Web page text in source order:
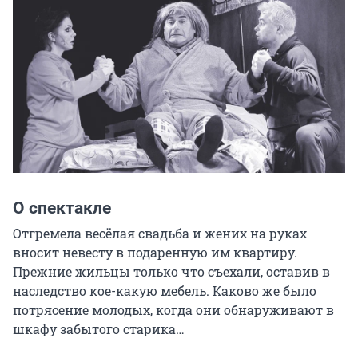
О спектакле
Отгремела весёлая свадьба и жених на руках
вносит невесту в подаренную им квартиру.
Прежние жильцы только что съехали, оставив в
наследство кое-какую мебель. Каково же было
потрясение молодых, когда они обнаруживают в
шкафу забытого старика…